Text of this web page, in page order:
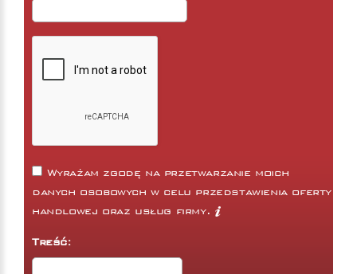
Wyrażam zgodę na przetwarzanie moich
danych osobowych w celu przedstawienia oferty
handlowej oraz usług firmy.
Treść: